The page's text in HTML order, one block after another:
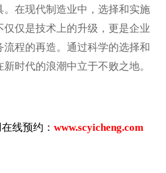
在现代制造业中，选择和实施
仅仅是技术上的升级，更是企业
程的再造。通过科学的选择和
时代的浪潮中立于不败之地。
线预约： www.scyicheng.com